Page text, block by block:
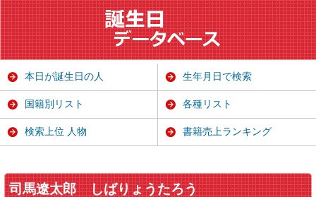
司馬遼太郎 しばりょうたろう
本日が誕生日の人 生年月日で検索
国籍別リスト 各種リスト
検索上位 人物 書籍売上ランキング